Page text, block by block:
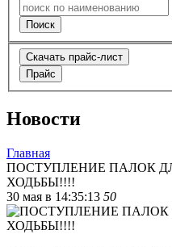
Поиск
Скачать прайс-лист
Прайс
Новости
Главная
ПОСТУПЛЕНИЕ ПАЛОК
ХОДЬБЫ!!!!
30 мая в 14:35:13 50